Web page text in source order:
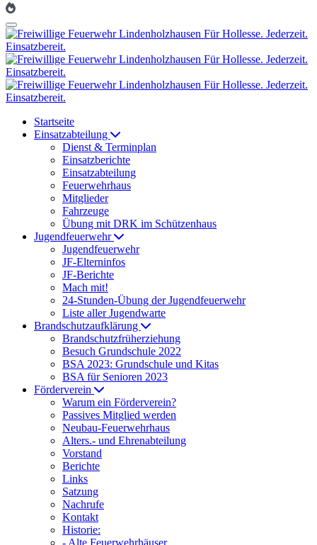
Startseite
Einsatzabteilung
Dienst & Terminplan
Einsatzberichte
Einsatzabteilung
Feuerwehrhaus
Mitglieder
Fahrzeuge
Übung mit DRK im Schützenhaus
Jugendfeuerwehr
Jugendfeuerwehr
JF-Elterninfos
JF-Berichte
Mach mit!
24-Stunden-Übung der Jugendfeuerwehr
Liste aller Jugendwarte
Brandschutzaufklärung
Brandschutzfrüherziehung
Besuch Grundschule 2022
BSA 2023: Grundschule und Kitas
BSA für Senioren 2023
Förderverein
Warum ein Förderverein?
Passives Mitglied werden
Neubau-Feuerwehrhaus
Alters.- und Ehrenabteilung
Vorstand
Berichte
Links
Satzung
Nachrufe
Kontakt
Historie:
- Alte Feuerwehrhäuser